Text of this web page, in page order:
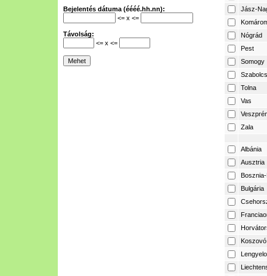
Bejelentés dátuma (éééé.hh.nn):
<= x <=
Távolság:
<= x <=
Jász-
Nógrád
Pest
Somogy
Tolna
Vas
Zala
Albánia
Ausztria
Bulgária
Koszovó